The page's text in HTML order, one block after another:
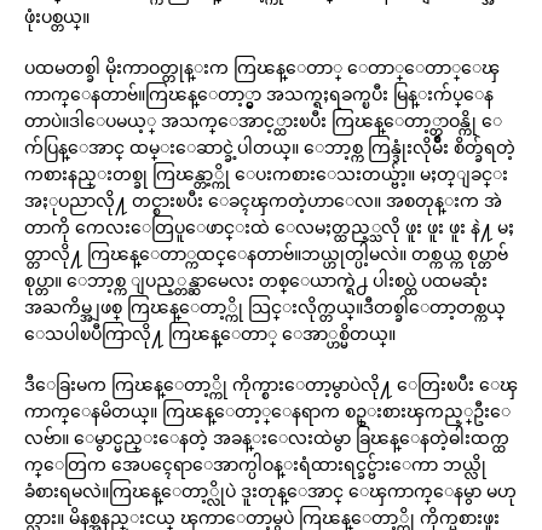
ဖုံးပစ္တယ္။
ပထမတစ္ခါ မိုးကာဝတ္တုန္းက ကြၽန္ေတာ္ ေတာ္ေတာ္ေၾ
ကာက္ေနတာဗ်။ကြၽန္ေတာ့္မွာ အသက္ရႈရခက္ၿပီး မြန္းက်ပ္ေန
တာပဲ။ဒါေပမယ့္ အသက္ေအာင့္ထားၿပီး ကြၽန္ေတာ့္တာဝန္ကို ေ
က်ပြန္ေအာင္ ထမ္းေဆာင္ခဲ့ပါတယ္။ ေဘာ့စ္က ကြန္ဒုံးလိုမ်ိဳး စိတ္ခ်ရတဲ့
ကစားနည္းတစ္ခု ကြၽန္တာ့္ကို ေပးကစားေသးတယ္ဗ်ာ့။ မႈတ္ျခင္း
အႏုပညာလို႔ တင္စားၿပီး ေခၚၾကတဲ့ဟာေလ။ အစတုန္းက အဲ
တာကို ကေလးေတြပူေဖာင္းထဲ ေလမႈတ္ထည့္သလို ဖူး ဖူး ဖူး နဲ႔ မႈ
တ္တာလို႔ ကြၽန္ေတာ္ကထင္ေနတာဗ်။ဘယ္ဟုတ္ပါ့မလဲ။ တစ္ကယ္က စုပ္တာဗ်
စုပ္တာ။ ေဘာ့စ္က ျပည့္တန္ဆာမေလး တစ္ေယာက္ရဲ႕ ပါးစပ္ထဲ ပထမဆုံး
အႀကိမ္အျဖစ္ ကြၽန္ေတာ့္ကို သြင္းလိုက္တယ္။ဒီတစ္ခါေတာ့တစ္ကယ္
ေသပါၿပီကြာလို႔ ကြၽန္ေတာ္ ေအာ္ဟစ္မိတယ္။
ဒီေခြးမက ကြၽန္ေတာ့္ကို ကိုက္စားေတာ့မွာပဲလို႔ ေတြးၿပီး ေၾ
ကာက္ေနမိတယ္။ ကြၽန္ေတာ့္ေနရာက စဥ္းစားၾကည့္ဦးေ
လဗ်ာ။ ေမွာင္မည္းေနတဲ့ အခန္းေလးထဲမွာ ခြၽန္ေနတဲ့ဓါးထက္ထ
က္ေတြက အေပၚေရာေအာက္ပါဝန္းရံထားရင္ခင္ဗ်ားေကာ ဘယ္လို
ခံစားရမလဲ။ကြၽန္ေတာ့္လိုပဲ ဒူးတုန္ေအာင္ ေၾကာက္ေနမွာ မဟု
တ္လား။ မိနစ္အနည္းငယ္ ၾကာေတာ့မွပဲ ကြၽန္ေတာ့္ကို ကိုက္မစားဖူး